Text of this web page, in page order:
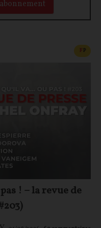
FP
! – la revue de